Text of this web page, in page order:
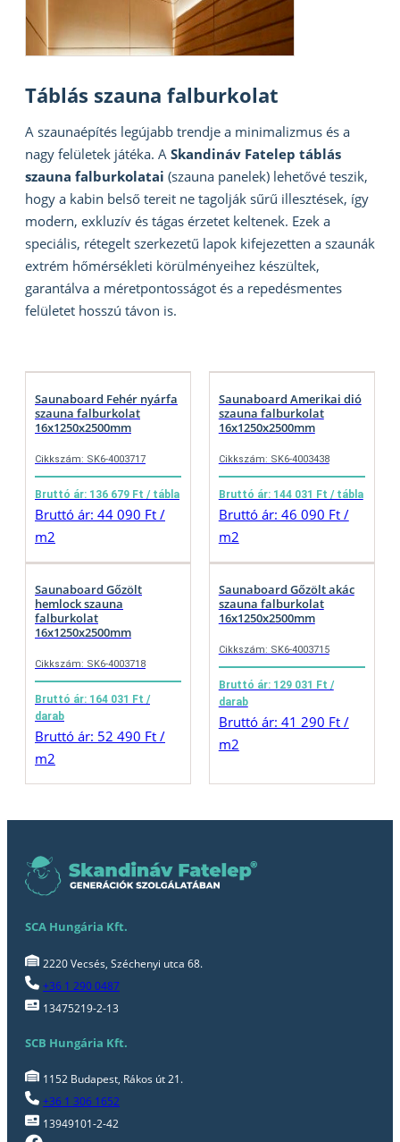
Táblás szauna falburkolat
A szaunaépítés legújabb trendje a minimalizmus és a
nagy felületek játéka. A Skandináv Fatelep táblás
szauna falburkolatai (szauna panelek) lehetővé teszik,
hogy a kabin belső tereit ne tagolják sűrű illesztések, így
modern, exkluzív és tágas érzetet keltenek. Ezek a
speciális, rétegelt szerkezetű lapok kifejezetten a szaunák
extrém hőmérsékleti körülményeihez készültek,
garantálva a méretpontosságot és a repedésmentes
felületet hosszú távon is.
Saunaboard Fehér nyárfa
szauna falburkolat
16x1250x2500mm
Cikkszám: SK6-4003717
Bruttó ár: 136 679 Ft / tábla
Bruttó ár: 44 090 Ft /
m2
Saunaboard Amerikai dió
szauna falburkolat
16x1250x2500mm
Cikkszám: SK6-4003438
Bruttó ár: 144 031 Ft / tábla
Bruttó ár: 46 090 Ft /
m2
Saunaboard Gőzölt
hemlock szauna
falburkolat
16x1250x2500mm
Cikkszám: SK6-4003718
Bruttó ár: 164 031 Ft /
darab
Bruttó ár: 52 490 Ft /
m2
Saunaboard Gőzölt akác
szauna falburkolat
16x1250x2500mm
Cikkszám: SK6-4003715
Bruttó ár: 129 031 Ft /
darab
Bruttó ár: 41 290 Ft /
m2
SCA Hungária Kft.
2220 Vecsés, Széchenyi utca 68.
+36 1 290 0487
13475219-2-13
SCB Hungária Kft.
1152 Budapest, Rákos út 21.
+36 1 306 1652
13949101-2-42